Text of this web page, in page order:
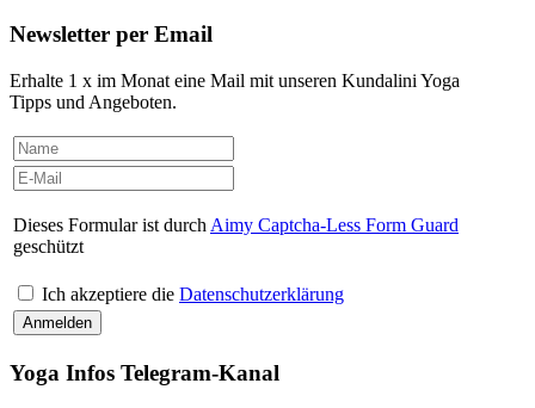
Newsletter per Email
Erhalte 1 x im Monat eine Mail mit unseren Kundalini Yoga
Tipps und Angeboten.
Dieses Formular ist durch Aimy Captcha-Less Form Guard
geschützt
Ich akzeptiere die Datenschutzerklärung
Yoga Infos Telegram-Kanal